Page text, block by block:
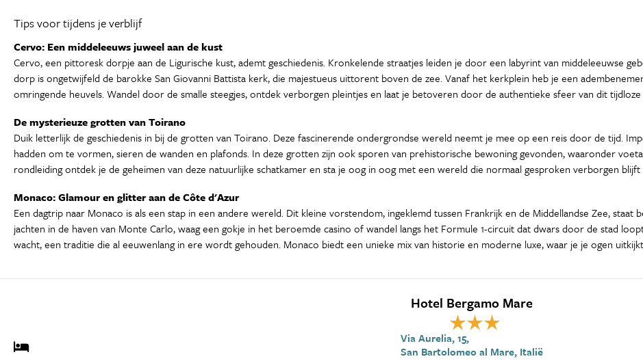
Tips voor tijdens je verblijf
Cervo: Een middeleeuws juweel aan de kust
Cervo, een pittoresk dorpje aan de Ligurische kust, ademt geschiedenis. Kronkelende straatjes leiden je door een labyrint van middeleeuwse
dorp is ongetwijfeld de barokke San Giovanni Battista kerk, die majestueus uittorent boven de zee. Vanaf het kerkplein heb je een
omringende heuvels. Wandel door de smalle steegjes, ontdek verborgen pleintjes en laat je betoveren door de authentieke sfeer van dit tijdloze
De mysterieuze grotten van Toirano
Duik letterlijk de geschiedenis in bij de grotten van Toirano. Deze fascinerende ondergrondse wereld neemt je mee op een reis door de tijd.
hadden om te vormen, sieren de wanden en plafonds. In deze grotten zijn ook sporen van prehistorische bewoning gevonden, waaronder
rondleiding ontdek je de geheimen van deze natuurlijke schatkamer en sta je oog in oog met een wereld die normaal gesproken verborgen
Monaco: Glamour en glitter aan de Côte d'Azur
Een dagtrip naar Monaco is als een stap in een andere wereld. Dit kleine vorstendom, ingeklemd tussen Frankrijk en de Middellandse Zee,
jachten in de haven van Monte Carlo, waag een gokje in het beroemde casino of wandel langs het Formule 1-circuit dat dwars door de stad
wacht, een traditie die al eeuwenlang in ere wordt gehouden. Monaco biedt een unieke mix van historie en moderne luxe, waar je je ogen
Hotel Bergamo Mare
Via Aurelia, 15,
San Bartolomeo al Mare, Italië